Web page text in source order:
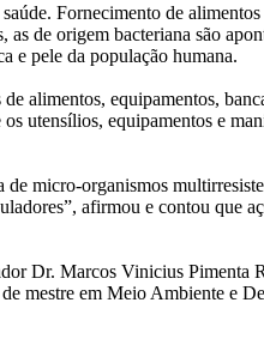
Fornecimento de
de origem bacteriana são
e pele da população humana.
alimentos, equipamentos,
utensílios, equipamentos e
micro-organismos
afirmou e contou que
Dr. Marcos Vinicius Pimenta
mestre em Meio Ambiente e